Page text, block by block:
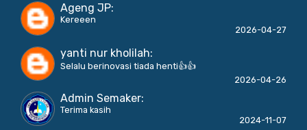
Ageng JP:
Kereeen
2026-04-27
yanti nur kholilah:
Selalu berinovasi tiada henti👍👍
2026-04-26
Admin Semaker:
Terima kasih
2024-11-07